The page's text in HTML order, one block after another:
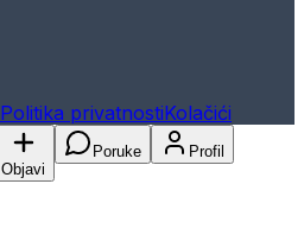
Politika privatnostiKolačići
Objavi
Poruke Profil